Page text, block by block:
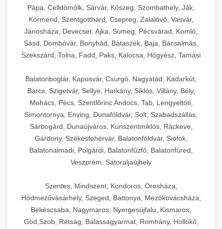
Pápa, Celldömölk, Sárvár, Kőszeg, Szombathely, Ják,
Körmend, Szentgotthárd, Csepreg, Zalalövő, Vasvár,
Jánosháza, Devecser, Ajka, Sümeg, Pécsvárad, Komló,
Sásd, Dombóvár, Bonyhád, Bátaszék, Baja, Bácsalmás,
Szekszárd, Tolna, Fadd, Paks, Kalocsa, Hőgyész, Tamási
Balatonboglár, Kaposvár, Csurgó, Nagyatád, Kadarkút,
Barcs, Szigetvár, Sellye, Harkány, Siklós, Villány, Bóly,
Mohács, Pécs, Szentlőrinc Andocs, Tab, Lengyeltóti,
Simontornya, Enying, Dunaföldvár, Solt, Szabadszállás,
Sárbogárd, Dunaújváros, Kunszentmiklós, Ráckeve,
Gárdony, Székesfehérvár, Balatonföldvár, Siófok,
Balatonalmádi, Polgárdi, Balatonfűzfő, Balatonfüred,
Veszprém, Sátoraljaújhely
Szentes, Mindszent, Kondoros, Orosháza,
Hódmezővásárhely, Szeged, Battonya, Mezőkovácsháza,
Békéscsaba, Nagymaros, Nyergesújfalu, Kismaros,
Göd,Szob, Rétság, Balassagyarmat, Romhány, Hollókő,